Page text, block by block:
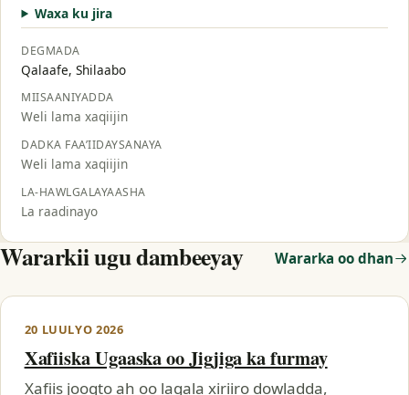
Waxa ku jira
DEGMADA
Qalaafe, Shilaabo
MIISAANIYADDA
Weli lama xaqiijin
DADKA FAA’IIDAYSANAYA
Weli lama xaqiijin
LA-HAWLGALAYAASHA
La raadinayo
Wararkii ugu dambeeyay Wararka oo dhan
20 LUULYO 2026
Xafiiska Ugaaska oo Jigjiga ka furmay
Xafiis joogto ah oo lagala xiriiro dowladda,